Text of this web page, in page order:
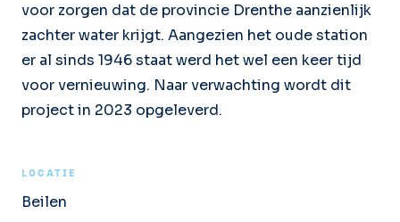
voor zorgen dat de provincie Drenthe aanzienlijk
zachter water krijgt. Aangezien het oude station
er al sinds 1946 staat werd het wel een keer tijd
voor vernieuwing. Naar verwachting wordt dit
project in 2023 opgeleverd.
LOCATIE
Beilen